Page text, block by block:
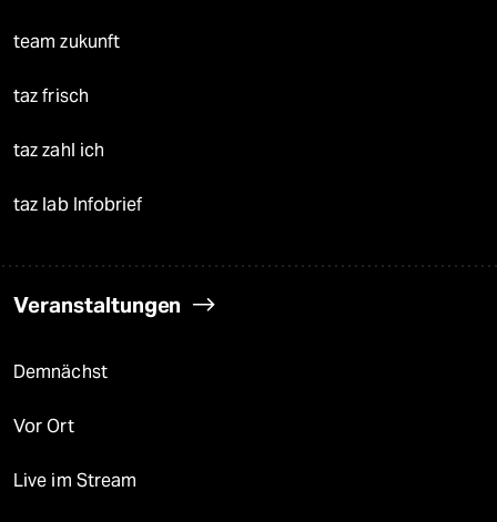
team zukunft
taz frisch
taz zahl ich
taz lab Infobrief
Veranstaltungen
Demnächst
Vor Ort
Live im Stream